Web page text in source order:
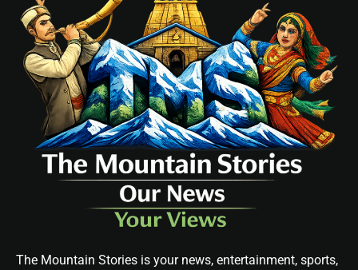
The Mountain Stories is your news, entertainment, sports,